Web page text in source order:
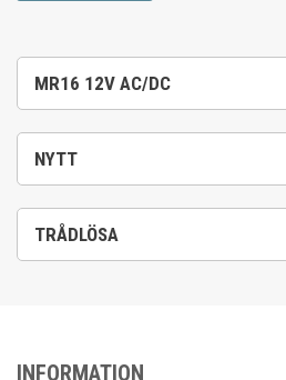
MR16 12V AC/DC
NYTT
TRÅDLÖSA
INFORMATION